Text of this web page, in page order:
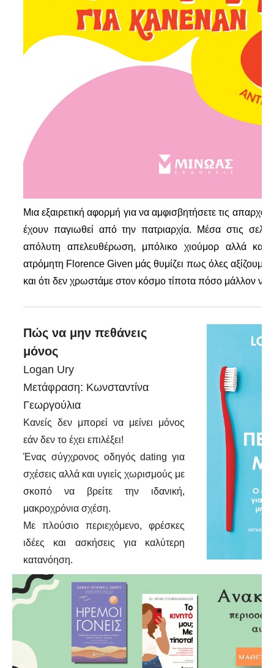
Μια εξαιρετική αφορμή για να αμφισβητήσετε τις
έχουν παγιωθεί από την πατριαρχία. Μέσα στις
απόλυτη απελευθέρωση, μπόλικο χιούμορ αλλά και
ατρόμητη Florence Given μάς θυμίζει πως όλες αξίζουμε
και ότι δεν χρωστάμε στον κόσμο τίποτα πόσο μάλλον να
Πώς να μην πεθάνεις
μόνος
Logan Ury
Μετάφραση: Κωνσταντίνα
Γεωργούλια
Κανείς δεν μπορεί να μείνει μόνος
εάν δεν το έχει επιλέξει!
Ένας σύγχρονος οδηγός dating για
σχέσεις αλλά και υγιείς χωρισμούς με
σκοπό να βρείτε την ιδανική,
μακροχρόνια σχέση.
Με πλούσιο περιεχόμενο, φρέσκες
ιδέες και ασκήσεις για καλύτερη
κατανόηση.